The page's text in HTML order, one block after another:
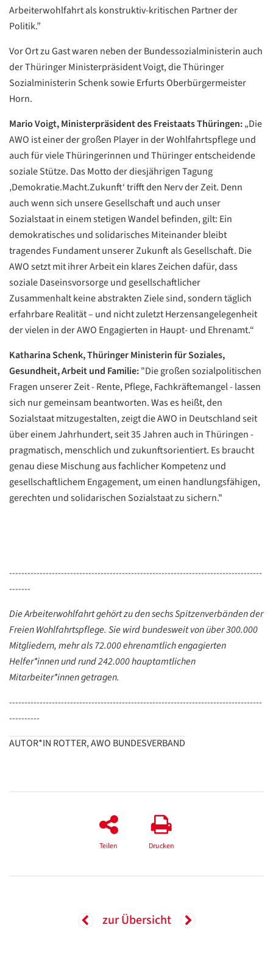
Arbeiterwohlfahrt als konstruktiv-kritischen Partner der
Politik.”
Vor Ort zu Gast waren neben der Bundessozialministerin auch
der Thüringer Ministerpräsident Voigt, die Thüringer
Sozialministerin Schenk sowie Erfurts Oberbürgermeister
Horn.
Mario Voigt, Ministerpräsident des Freistaats Thüringen:„Die
AWO ist einer der großen Player in der Wohlfahrtspflege und
auch für viele Thüringerinnen und Thüringer entscheidende
soziale Stütze. Das Motto der diesjährigen Tagung
‚Demokratie.Macht.Zukunft‘ trifft den Nerv der Zeit. Denn
auch wenn sich unsere Gesellschaft und auch unser
Sozialstaat in einem stetigen Wandel befinden, gilt: Ein
demokratisches und solidarisches Miteinander bleibt
tragendes Fundament unserer Zukunft als Gesellschaft. Die
AWO setzt mit ihrer Arbeit ein klares Zeichen dafür, dass
soziale Daseinsvorsorge und gesellschaftlicher
Zusammenhalt keine abstrakten Ziele sind, sondern täglich
erfahrbare Realität – und nicht zuletzt Herzensangelegenheit
der vielen in der AWO Engagierten in Haupt- und Ehrenamt.“
Katharina Schenk, Thüringer Ministerin für Soziales,
Gesundheit, Arbeit und Familie:"Die großen sozialpolitischen
Fragen unserer Zeit - Rente, Pflege, Fachkräftemangel - lassen
sich nur gemeinsam beantworten. Was es heißt, den
Sozialstaat mitzugestalten, zeigt die AWO in Deutschland seit
über einem Jahrhundert, seit 35 Jahren auch in Thüringen -
pragmatisch, menschlich und zukunftsorientiert. Es braucht
genau diese Mischung aus fachlicher Kompetenz und
gesellschaftlichem Engagement, um einen handlungsfähigen,
gerechten und solidarischen Sozialstaat zu sichern."
-----------------------------------------------------------------------------------
-------
Die Arbeiterwohlfahrt gehört zu den sechs Spitzenverbänden der
Freien Wohlfahrtspflege. Sie wird bundesweit von über 300.000
Mitgliedern, mehr als 72.000 ehrenamtlich engagierten
Helfer*innen und rund 242.000 hauptamtlichen
Mitarbeiter*innen getragen.
-----------------------------------------------------------------------------------
----------
AUTOR*IN ROTTER, AWO BUNDESVERBAND
Teilen Drucken
zur Übersicht
Datenschutzerklärung
ZURÜCK
Datenschutzerklärung
Datenschutzerklärung
Übersetzen
/
Translate
ZURÜCK